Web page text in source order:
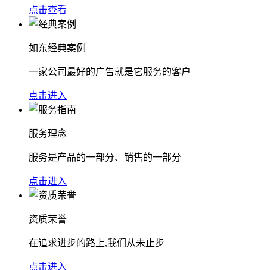
点击查看
如东经典案例
一家公司最好的广告就是它服务的客户
点击进入
服务理念
服务是产品的一部分、销售的一部分
点击进入
资质荣誉
在追求进步的路上,我们从未止步
点击进入